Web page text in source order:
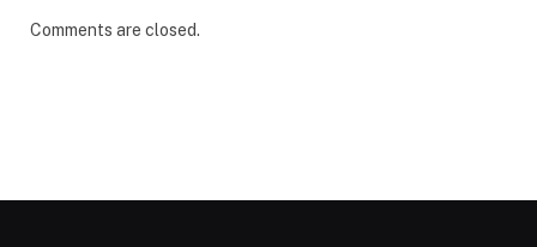
Comments are closed.